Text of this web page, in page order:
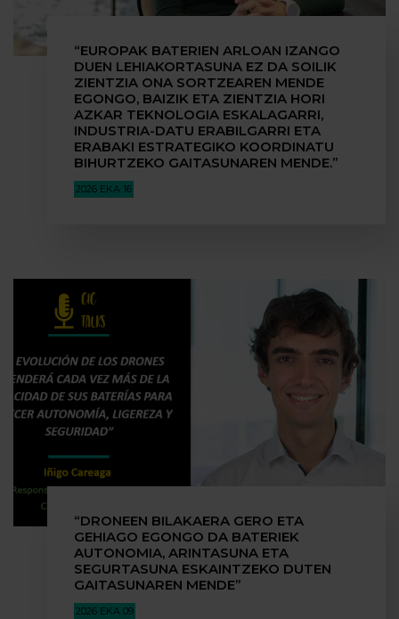
“EUROPAK BATERIEN ARLOAN IZANGO
DUEN LEHIAKORTASUNA EZ DA SOILIK
ZIENTZIA ONA SORTZEAREN MENDE
EGONGO, BAIZIK ETA ZIENTZIA HORI
AZKAR TEKNOLOGIA ESKALAGARRI,
INDUSTRIA-DATU ERABILGARRI ETA
ERABAKI ESTRATEGIKO KOORDINATU
BIHURTZEKO GAITASUNAREN MENDE.”
2026 EKA 16
“DRONEEN BILAKAERA GERO ETA
GEHIAGO EGONGO DA BATERIEK
AUTONOMIA, ARINTASUNA ETA
SEGURTASUNA ESKAINTZEKO DUTEN
GAITASUNAREN MENDE”
2026 EKA 09